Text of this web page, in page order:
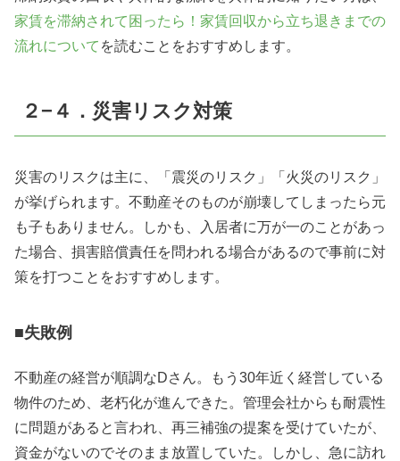
家賃を滞納されて困ったら！家賃回収から立ち退きまでの
流れについて を読むことをおすすめします。
２−４．災害リスク対策
災害のリスクは主に、「震災のリスク」「火災のリスク」
が挙げられます。不動産そのものが崩壊してしまったら元
も子もありません。しかも、入居者に万が一のことがあっ
た場合、損害賠償責任を問われる場合があるので事前に対
策を打つことをおすすめします。
■失敗例
不動産の経営が順調なDさん。もう 30年近く経営している
物件のため、老朽化が進んできた。 管理会社から も耐震性
に問題があると言われ、再三補強の提案を受けていたが、
資金がないのでそのまま放置していた。
しかし、急に訪れ